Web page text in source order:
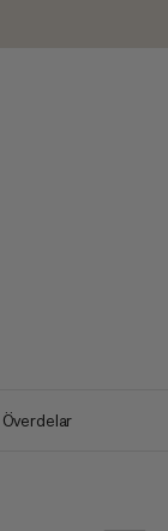
Överdelar